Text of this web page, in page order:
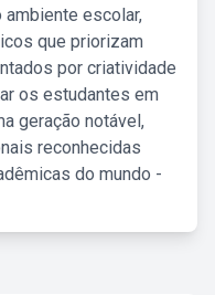
escolar,
que priorizam
por criatividade
os estudantes em
geração notável,
reconhecidas
do mundo -